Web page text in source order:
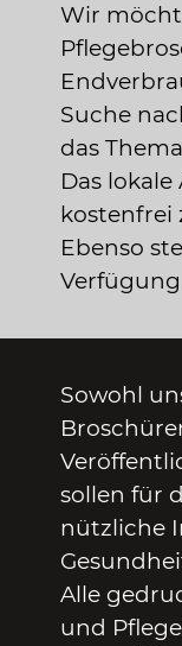
Wir
Suche
das
Das
kostenfrei
Ebenso
Sowohl
sollen für
nützliche
Alle
und